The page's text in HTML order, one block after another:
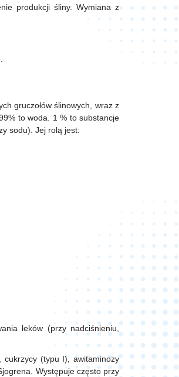
produkcji śliny. Wymiana z
gruczołów ślinowych, wraz z
to woda. 1 % to substancje
sodu). Jej rolą jest:
leków (przy nadciśnieniu,
cukrzycy (typu I), awitaminozy
Występuje często przy